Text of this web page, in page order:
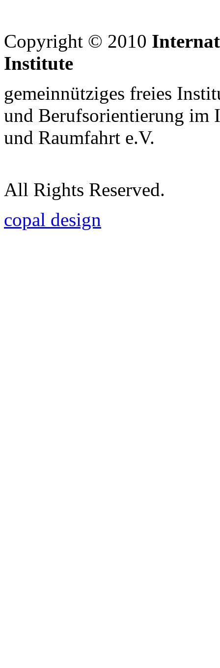
Copyright © 2010
Institute
gemeinnütziges freies
und Berufsorientierung im
und Raumfahrt e.V.
All Rights Reserved.
copal design